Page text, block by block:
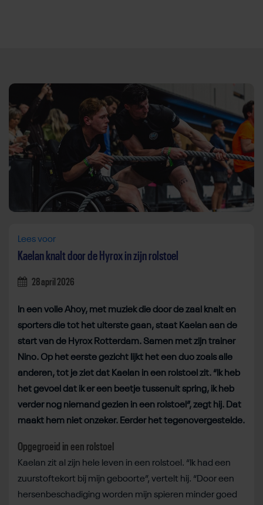
Direct door naar content
Lees voor
Kaelan knalt door de Hyrox in zijn rolstoel
28 april 2026
In een volle Ahoy, met muziek die door de zaal knalt en
sporters die tot het uiterste gaan, staat Kaelan aan de
start van de Hyrox Rotterdam. Samen met zijn trainer
Nino. Op het eerste gezicht lijkt het een duo zoals alle
anderen, tot je ziet dat Kaelan in een rolstoel zit. “Ik heb
het gevoel dat ik er een beetje tussenuit spring, ik heb
verder nog niemand gezien in een rolstoel”, zegt hij. Dat
maakt hem niet onzeker. Eerder het tegenovergestelde.
Opgegroeid in een rolstoel
Kaelan zit al zijn hele leven in een rolstoel. “Ik had een
zuurstoftekort bij mijn geboorte”, vertelt hij. “Door een
hersenbeschadiging worden mijn spieren minder goed